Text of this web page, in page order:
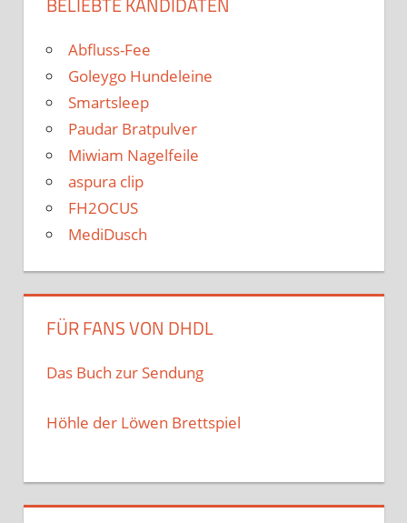
Abfluss-Fee
Goleygo Hundeleine
Smartsleep
Paudar Bratpulver
Miwiam Nagelfeile
aspura clip
FH2OCUS
MediDusch
FÜR FANS VON DHDL
Das Buch zur Sendung
Höhle der Löwen Brettspiel